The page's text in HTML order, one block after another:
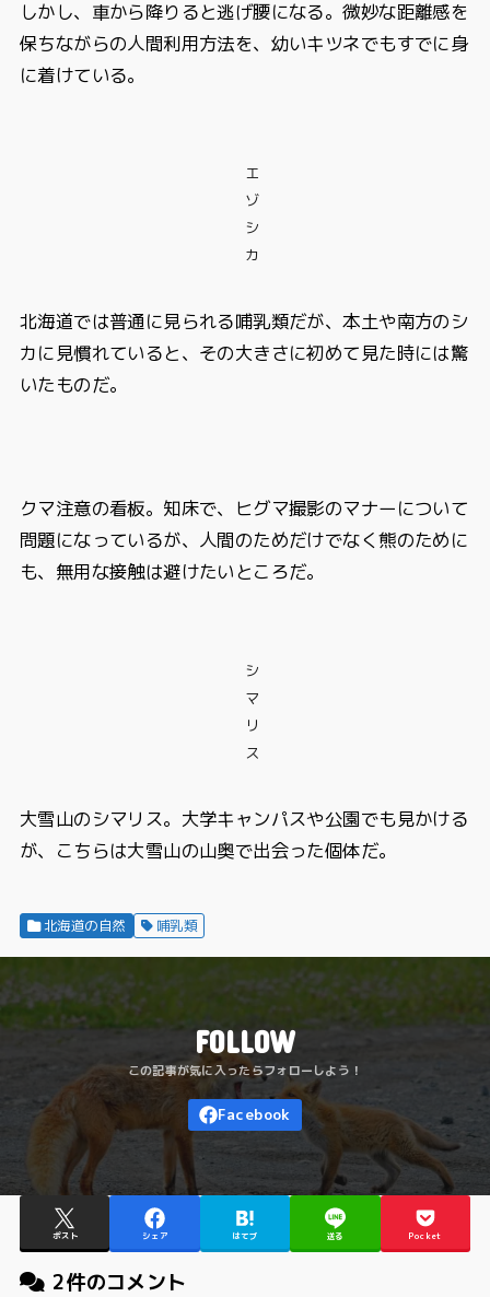
しかし、車から降りると逃げ腰になる。微妙な距離感を
保ちながらの人間利用方法を、幼いキツネでもすでに身
に着けている。
エ
ゾ
シ
カ
北海道では普通に見られる哺乳類だが、本土や南方のシ
カに見慣れていると、その大きさに初めて見た時には驚
いたものだ。
クマ注意の看板。知床で、ヒグマ撮影のマナーについて
問題になっているが、人間のためだけでなく熊のために
も、無用な接触は避けたいところだ。
シ
マ
リ
ス
大雪山のシマリス。大学キャンパスや公園でも見かける
が、こちらは大雪山の山奥で出会った個体だ。
北海道の自然 哺乳類
FOLLOW
ポスト シェア はてブ 送る Pocket
2件のコメント